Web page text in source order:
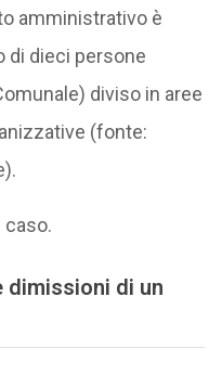
amministrativo è
di dieci persone
diviso in aree
(fonte:
caso.
dimissioni di un